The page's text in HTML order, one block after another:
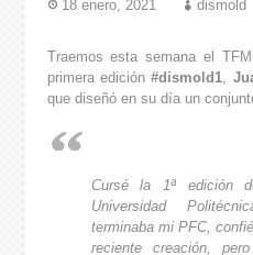
18 enero, 2021 dismold
Traemos esta semana el
primera edición#dismold1
que diseñó en su día un
Cursé la 1ª edición
Universidad
terminaba mi PFC,
reciente creación,